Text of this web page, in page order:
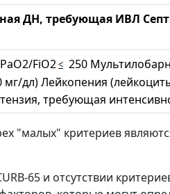
ДН, требующая ИВЛ
FiO2
250
мг/дл) Лейкопения
требующая
"малых" критериев
65 и отсутствии